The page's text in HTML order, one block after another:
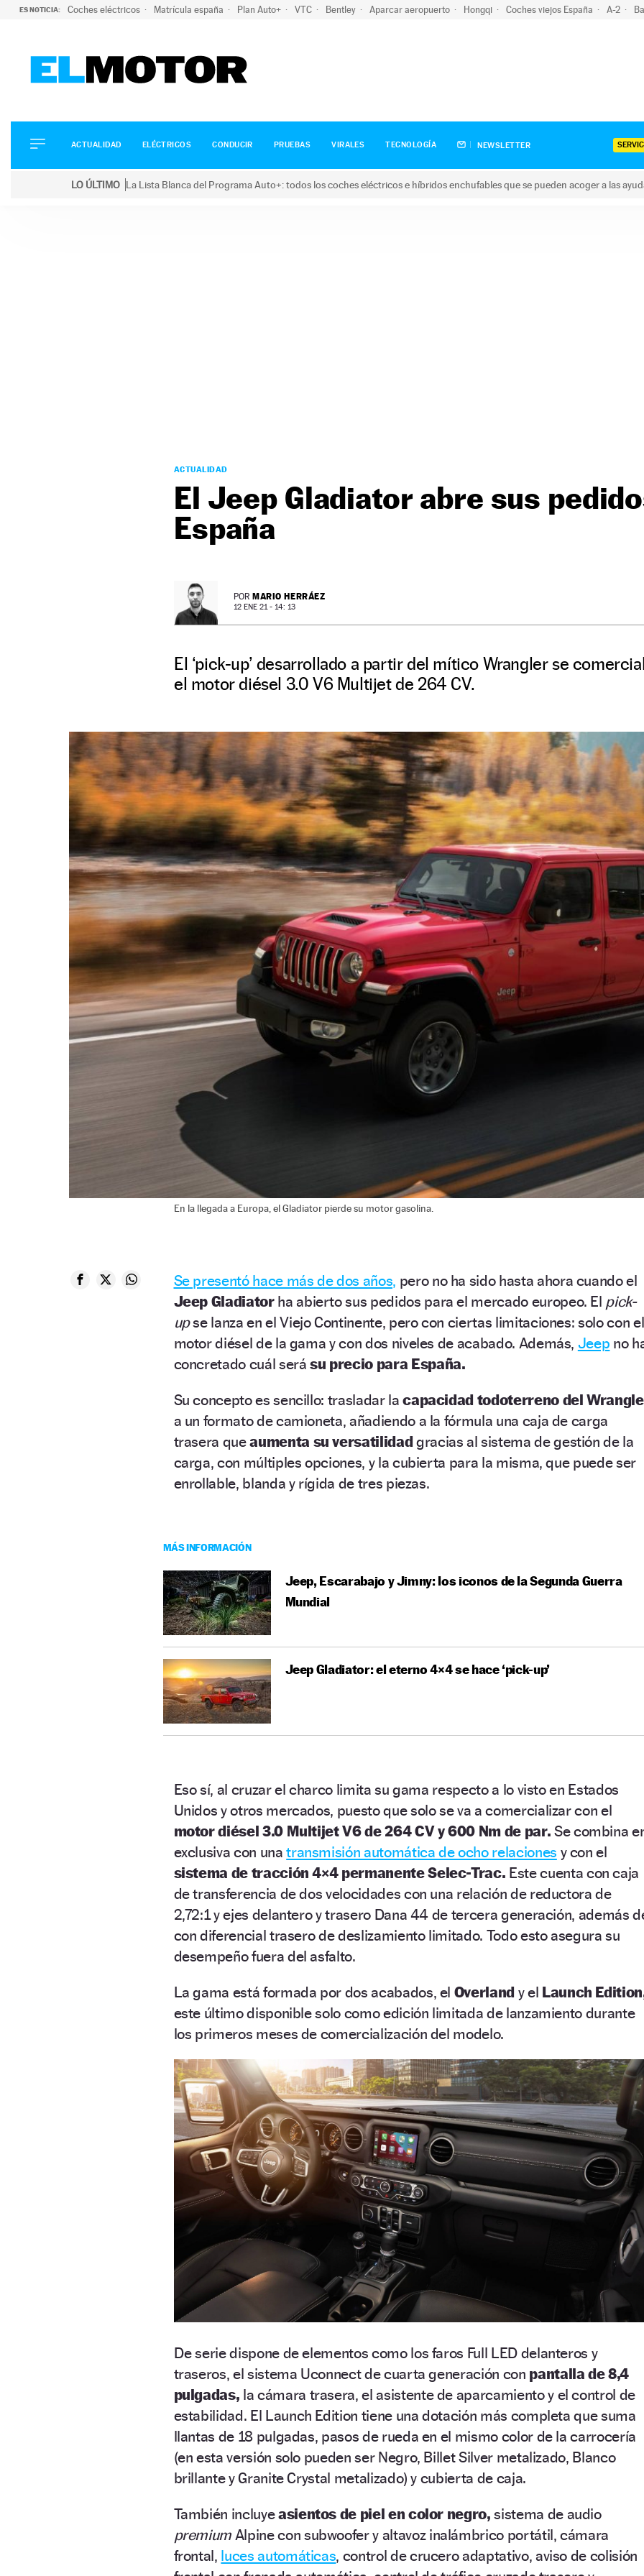
ES NOTICIA: Coches eléctricos Matrícula españa Plan Auto+ VTC Bentley Aparcar aeropuerto Hongqi Coches viejos España A-2
ELÉCTRICOS
CONDUCIR
ACTUALIDAD ELÉCTRICOS CONDUCIR PRUEBAS VIRALES TECNOLOGÍA NEWSLETTER
LO ÚLTIMO La Lista Blanca del Programa Auto+: todos los coches eléctricos e híbridos enchufables que se pueden acoger a las
ACTUALIDAD
El Jeep Gladiator abre sus
España
POR MARIO HERRÁEZ
12 ENE 21 - 14: 13
El ‘pick-up’ desarrollado a partir del mítico Wrangler se
el motor diésel 3.0 V6 Multijet de 264 CV.
En la llegada a Europa, el Gladiator pierde su motor gasolina.
Se presentó hace más de dos años, pero no ha sido hasta ahora cuando el
Jeep Gladiatorha abierto sus pedidos para el mercado europeo. El pick-
upse lanza en el Viejo Continente, pero con ciertas limitaciones: solo con el
motor diésel de la gama y con dos niveles de acabado. Además, Jeep no
concretado cuál serásu precio para España.
Su concepto es sencillo: trasladar lacapacidad todoterreno del
a un formato de camioneta, añadiendo a la fórmula una caja de carga
trasera queaumenta su versatilidadgracias al sistema de gestión de la
carga, con múltiples opciones, y la cubierta para la misma, que puede ser
enrollable, blanda y rígida de tres piezas.
MÁS INFORMACIÓN
Jeep, Escarabajo y Jimny: los iconos de la Segunda Guerra
Mundial
Jeep Gladiator: el eterno 4×4 se hace ‘pick-up’
Eso sí, al cruzar el charco limita su gama respecto a lo visto en Estados
Unidos y otros mercados, puesto que solo se va a comercializar con el
motor diésel 3.0 Multijet V6 de 264 CV y 600 Nm de par. Se combina
exclusiva con unatransmisión automática de ocho relaciones y con el
sistema de tracción 4×4 permanente Selec-Trac. Este cuenta con caja
de transferencia de dos velocidades con una relación de reductora de
2,72:1 y ejes delantero y trasero Dana 44 de tercera generación, además
con diferencial trasero de deslizamiento limitado. Todo esto asegura su
desempeño fuera del asfalto.
La gama está formada por dos acabados, el Overland y el Launch
este último disponible solo como edición limitada de lanzamiento durante
los primeros meses de comercialización del modelo.
De serie dispone de elementos como los faros Full LED delanteros y
traseros, el sistema Uconnect de cuarta generación con pantalla de 8,4
pulgadas, la cámara trasera, el asistente de aparcamiento y el control de
estabilidad. El Launch Edition tiene una dotación más completa que suma
llantas de 18 pulgadas, pasos de rueda en el mismo color de la carrocería
(en esta versión solo pueden ser Negro, Billet Silver metalizado, Blanco
brillante y Granite Crystal metalizado) y cubierta de caja.
También incluyeasientos de piel en color negro, sistema de audio
premium Alpine con subwoofer y altavoz inalámbrico portátil, cámara
frontal, luces automáticas, control de crucero adaptativo, aviso de colisión